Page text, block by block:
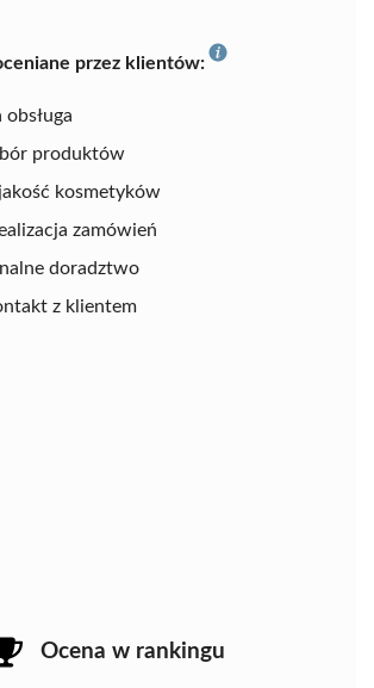
przez klientów:
produktów
kosmetyków
zamówień
doradztwo
z klientem
Ocena w rankingu